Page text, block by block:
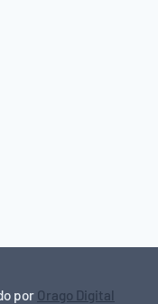
por Orago Digital